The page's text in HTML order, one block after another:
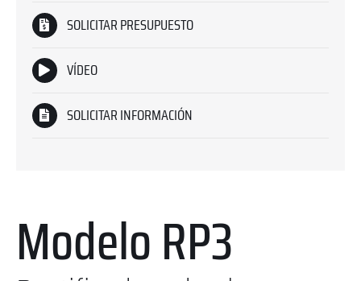
SOLICITAR PRESUPUESTO
VÍDEO
SOLICITAR INFORMACIÓN
Modelo RP3